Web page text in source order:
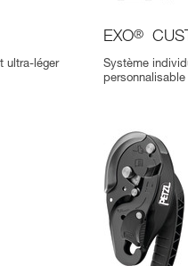
ultra-léger
EXO®
Système
personnalisable